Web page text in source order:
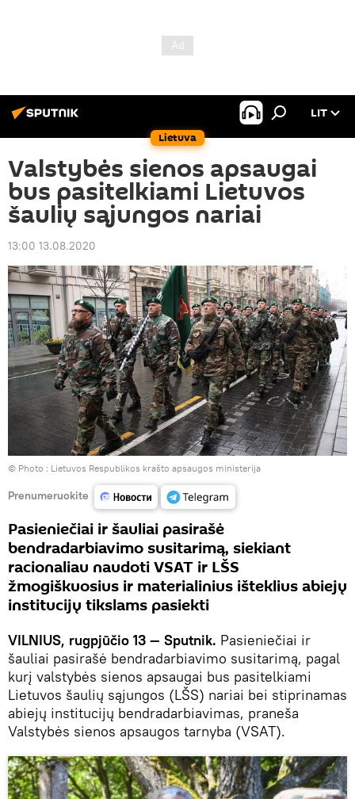
Lietuva
LIT
Valstybės sienos apsaugai
bus pasitelkiami Lietuvos
šaulių sąjungos nariai
13:00 13.08.2020
© Photo : Lietuvos Respublikos krašto apsaugos ministerija
Prenumeruokite
Pasieniečiai ir šauliai pasirašė
bendradarbiavimo susitarimą, siekiant
racionaliau naudoti VSAT ir LŠS
žmogiškuosius ir materialinius išteklius abiejų
institucijų tikslams pasiekti
VILNIUS, rugpjūčio 13 — Sputnik. Pasieniečiai ir
šauliai pasirašė bendradarbiavimo susitarimą, pagal
kurį valstybės sienos apsaugai bus pasitelkiami
Lietuvos šaulių sąjungos (LŠS) nariai bei stiprinamas
abiejų institucijų bendradarbiavimas, praneša
Valstybės sienos apsaugos tarnyba (VSAT).